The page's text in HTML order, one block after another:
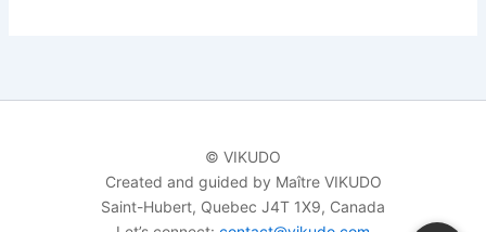
© VIKUDO
Created and guided by Maître VIKUDO
Saint-Hubert, Quebec J4T 1X9, Canada